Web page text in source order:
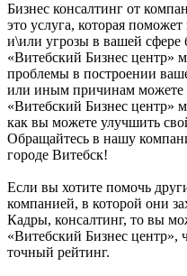
Бизнес консалтинг от
это услуга, которая
и\или угрозы в вашей
«Витебский Бизнес центр»
проблемы в построении
или иным причинам можете
«Витебский Бизнес центр»
как вы можете улучшить
Обращайтесь в нашу
городе Витебск!
Если вы хотите помочь
компанией, в которой они
Кадры, консалтинг, то вы
«Витебский Бизнес центр»,
точный рейтинг.